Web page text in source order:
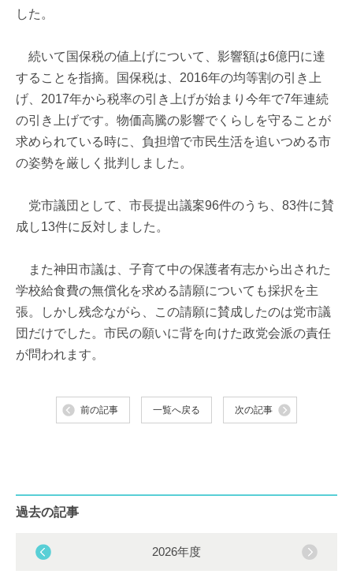
した。
続いて国保税の値上げについて、影響額は6億円に達
することを指摘。国保税は、2016年の均等割の引き上
げ、2017年から税率の引き上げが始まり今年で7年連続
の引き上げです。物価高騰の影響でくらしを守ることが
求められている時に、負担増で市民生活を追いつめる市
の姿勢を厳しく批判しました。
党市議団として、市長提出議案96件のうち、83件に賛
成し13件に反対しました。
また神田市議は、子育て中の保護者有志から出された
学校給食費の無償化を求める請願についても採択を主
張。しかし残念ながら、この請願に賛成したのは党市議
団だけでした。市民の願いに背を向けた政党会派の責任
が問われます。
前の記事 一覧へ戻る 次の記事
過去の記事
2026年度